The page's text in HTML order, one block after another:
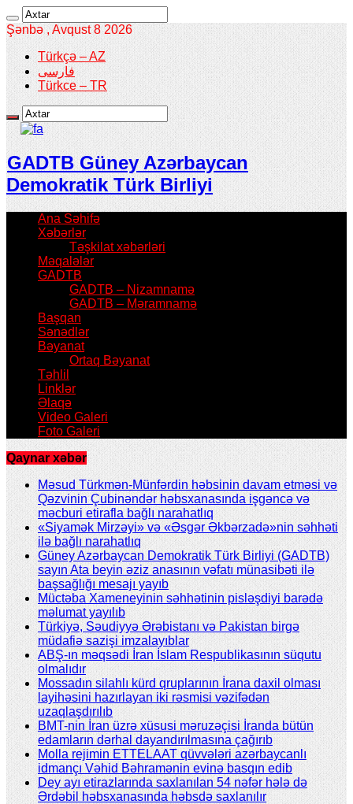
Şənbə , Avqust 8 2026
Türkçə – AZ
فارسی
Türkce – TR
GADTB Güney Azərbaycan
Demokratik Türk Birliyi
Ana Səhifə
Xəbərlər
Təşkilat xəbərləri
Məqalələr
GADTB
GADTB – Nizamnamə
GADTB – Məramnamə
Başqan
Sənədlər
Bəyanat
Ortaq Bəyanat
Təhlil
Linklər
Əlaqə
Video Galeri
Foto Galeri
Qaynar xəbər
Məsud Türkmən-Münfərdin həbsinin davam etməsi və
Qəzvinin Çubinəndər həbsxanasında işgəncə və
məcburi etirafla bağlı narahatlıq
«Siyamək Mirzəyi» və «Əsgər Əkbərzadə»nin səhhəti
ilə bağlı narahatlıq
Güney Azərbaycan Demokratik Türk Birliyi (GADTB)
sayın Ata beyin əziz anasının vəfatı münasibəti ilə
başsağlığı mesajı yayıb
Müctəba Xameneyinin səhhətinin pisləşdiyi barədə
məlumat yayılıb
Türkiyə, Səudiyyə Ərəbistanı və Pakistan birgə
müdafiə sazişi imzalayıblar
ABŞ-ın məqsədi İran İslam Respublikasının süqutu
olmalıdır
Mossadın silahlı kürd qruplarının İrana daxil olması
layihəsini hazırlayan iki rəsmisi vəzifədən
uzaqlaşdırılıb
BMT-nin İran üzrə xüsusi məruzəçisi İranda bütün
edamların dərhal dayandırılmasına çağırıb
Molla rejimin ETTELAAT qüvvələri azərbaycanlı
idmançı Vəhid Bəhramənin evinə basqın edib
Dey ayı etirazlarında saxlanılan 54 nəfər hələ də
Ərdəbil həbsxanasında həbsdə saxlanılır